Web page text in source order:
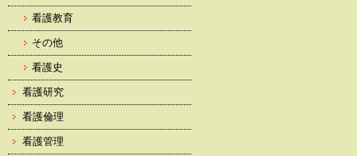
看護教育
その他
看護史
看護研究
看護倫理
看護管理